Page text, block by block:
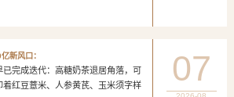
新风口：
完成迭代：高糖奶茶退居角落，可
红豆薏米、人参黄芪、玉米须字样
07